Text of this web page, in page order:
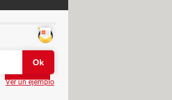
Partager
Ver un ejemplo